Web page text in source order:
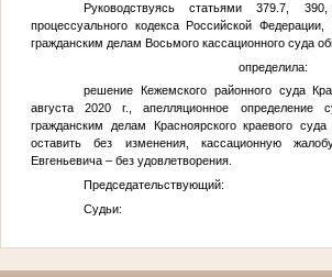
Руководствуясь статьями 379.7,
процессуального кодекса Российской
гражданским делам Восьмого кассационного суда
определила:
решение Кежемского районного суда
августа 2020 г., апелляционное определение
гражданским делам Красноярского краевого
оставить без изменения, кассационную
Евгеньевича – без удовлетворения.
Председательствующий:
Судьи: